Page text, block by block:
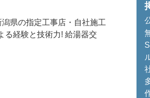
県の指定工事店・自社施工
る経験と技術力! 給湯器交